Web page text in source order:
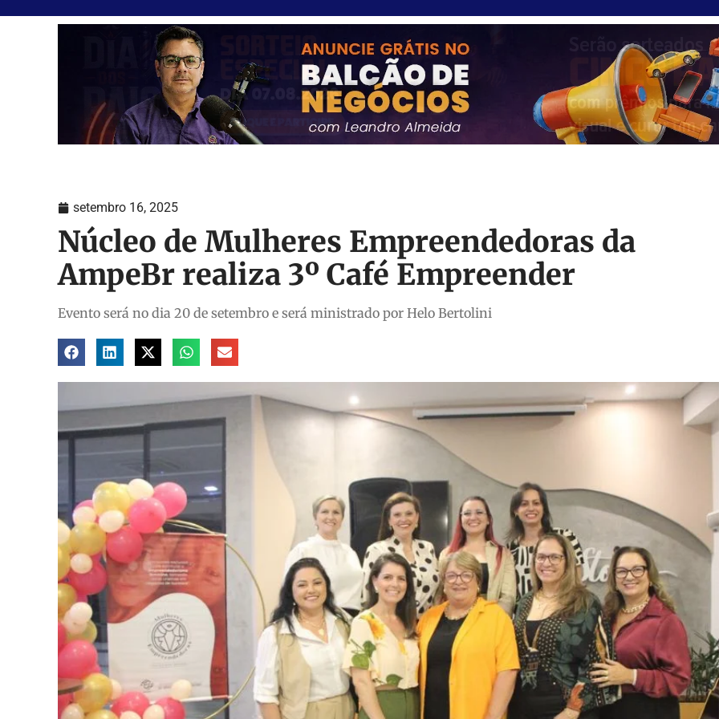
setembro 16, 2025
Núcleo de Mulheres Empreendedoras da
AmpeBr realiza 3º Café Empreender
Evento será no dia 20 de setembro e será ministrado por Helo Bertolini